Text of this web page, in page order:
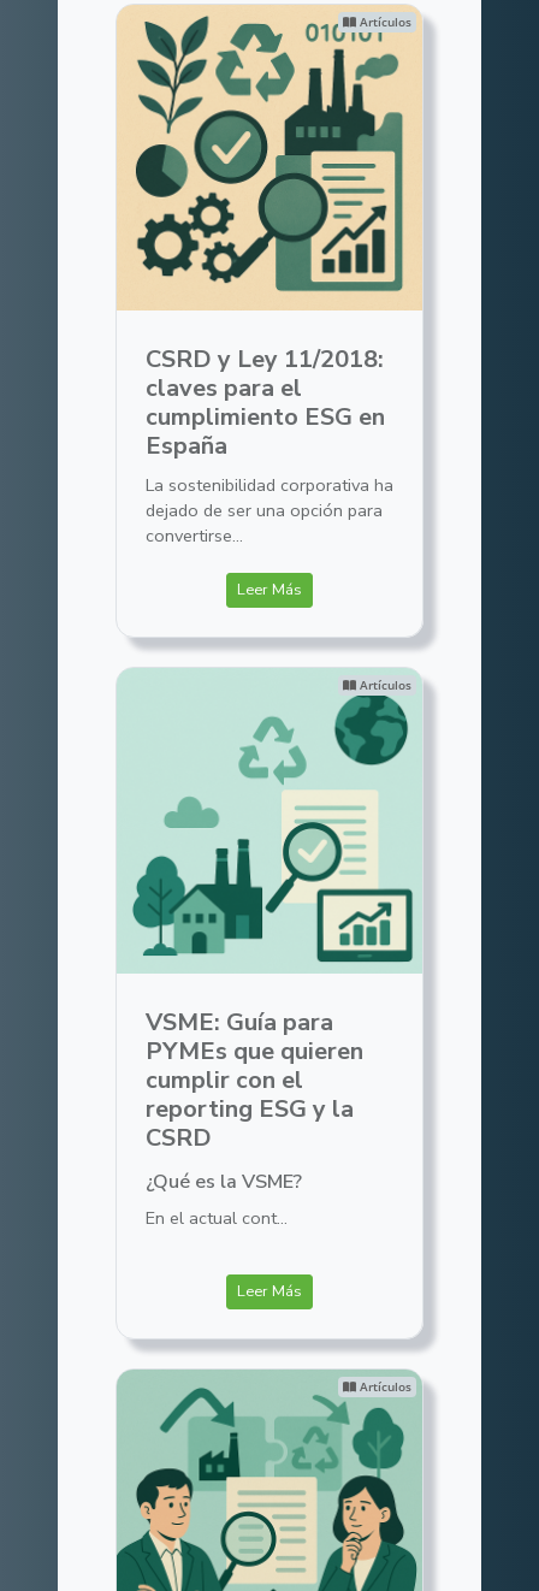
Artículos
CSRD y Ley 11/2018:
claves para el
cumplimiento ESG en
España
La sostenibilidad corporativa ha
dejado de ser una opción para
convertirse...
Leer Más
Artículos
VSME: Guía para
PYMEs que quieren
cumplir con el
reporting ESG y la
CSRD
¿Qué es la VSME?
En el actual cont...
Leer Más
Artículos